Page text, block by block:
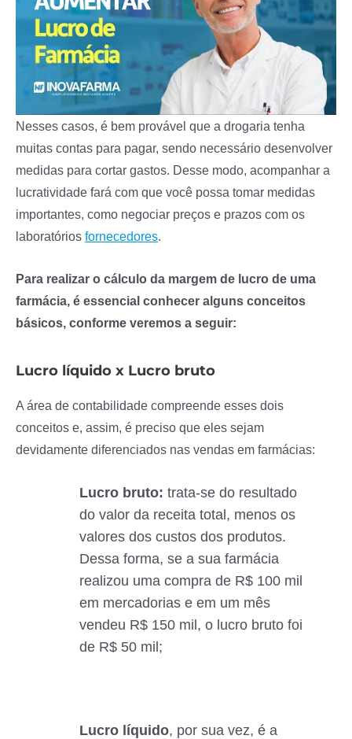
Nesses casos, é bem provável que a drogaria tenha
muitas contas para pagar, sendo necessário desenvolver
medidas para cortar gastos. Desse modo, acompanhar a
lucratividade fará com que você possa tomar medidas
importantes, como negociar preços e prazos com os
laboratórios fornecedores
Para realizar o cálculo da margem de lucro de uma
farmácia, é essencial conhecer alguns conceitos
básicos, conforme veremos a seguir:
Lucro líquido x Lucro bruto
A área de contabilidade compreende esses dois
conceitos e, assim, é preciso que eles sejam
devidamente diferenciados nas vendas em farmácias:
Lucro bruto: trata-se do resultado
do valor da receita total, menos os
valores dos custos dos produtos.
Dessa forma, se a sua farmácia
realizou uma compra de R$ 100 mil
em mercadorias e em um mês
vendeu R$ 150 mil, o lucro bruto foi
de R$ 50 mil;
Lucro líquido, por sua vez, é a